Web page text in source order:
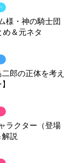
様・神の騎士団
め＆元ネタ
郎の正体を考え
ラクター（登場
説